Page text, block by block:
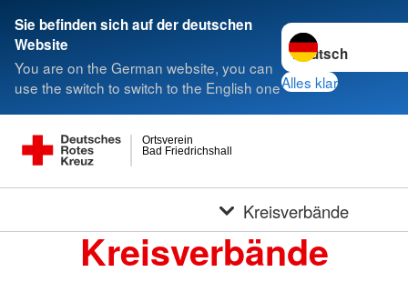
Sie befinden sich auf der deutschen
Website
You are on the German website, you can
use the switch to switch to the English one
Sprache wechseln
Alles klar
Bad Friedrichshall
Ortsverein
Kreisverbände
Kreisverbände